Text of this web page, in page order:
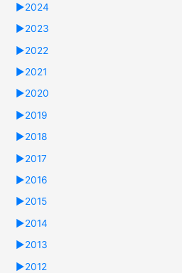
►2024
►2023
►2022
►2021
►2020
►2019
►2018
►2017
►2016
►2015
►2014
►2013
►2012